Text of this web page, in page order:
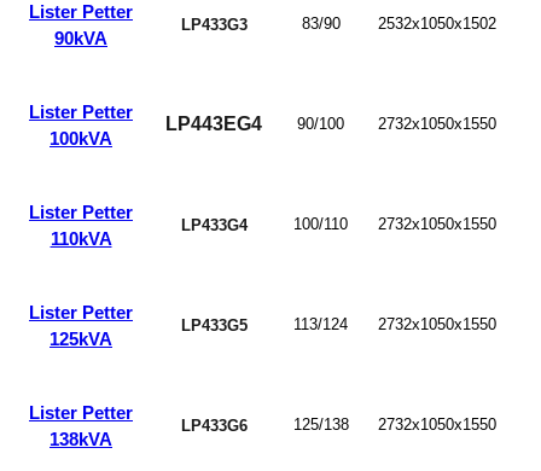
Lister Petter
90kVA
LP433G3 83/90 2532x1050x1502
Lister Petter
100kVA
LP443EG4 90/100 2732x1050x1550
Lister Petter
110kVA
LP433G4 100/110 2732x1050x1550
Lister Petter
125kVA
LP433G5 113/124 2732x1050x1550
Lister Petter
138kVA
LP433G6 125/138 2732x1050x1550